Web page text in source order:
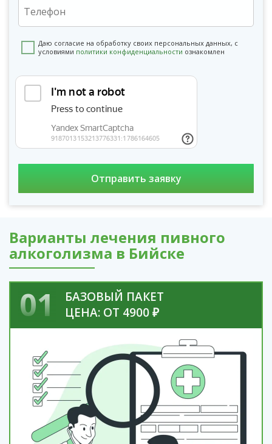
Даю согласие на обработку своих персональных данных, с
условиями политики конфиденциальности ознакомлен
Варианты лечения пивного
алкоголизма в Бийске
01
БАЗОВЫЙ ПАКЕТ
ЦЕНА: ОТ 4900 ₽